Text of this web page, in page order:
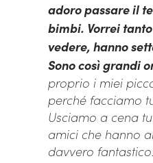
adoro passare il
bimbi. Vorrei
vedere, hanno
Sono così grandi
proprio i miei
perché facciamo
Usciamo a cena
amici che hanno
davvero